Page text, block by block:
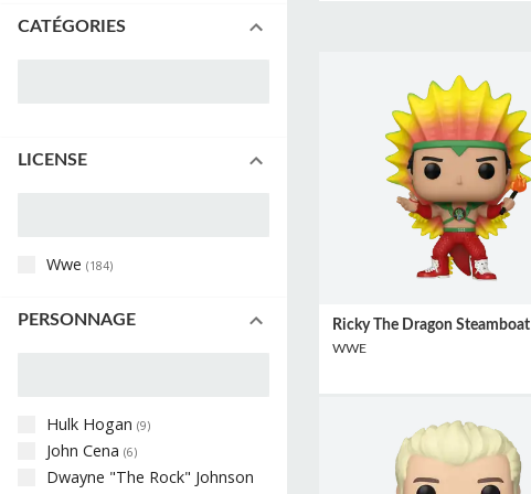
CATÉGORIES
LICENSE
Wwe (184)
PERSONNAGE
Hulk Hogan (9)
John Cena (6)
Dwayne "the Rock" Johnson
Ricky The Dragon Steamboat
WWE